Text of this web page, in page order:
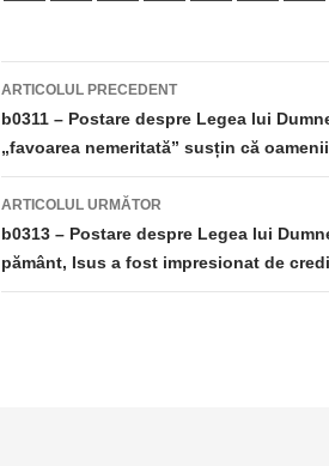
Navigare
în
articole
ARTICOLUL PRECEDENT
b0311 – Postare despre Legea lui
„favoarea nemeritată” susțin că
ARTICOLUL URMĂTOR
b0313 – Postare despre Legea lui
pământ, Isus a fost impresionat de